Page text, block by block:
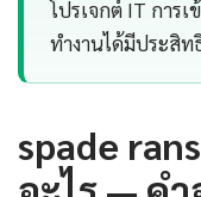
โปรเจกต์ IT การเ
ทำงานได้มีประสิ
spade